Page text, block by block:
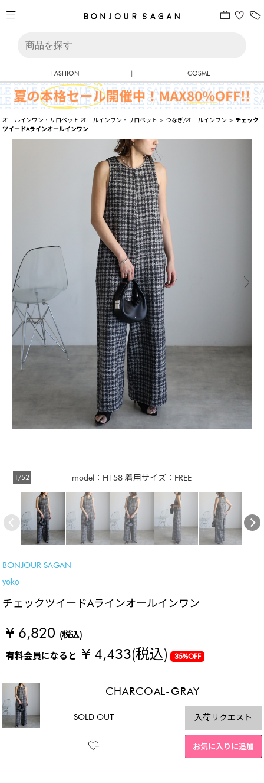
FASHION | COSME
オールインワン・サロペット オールインワン・サロペット >つなぎ/オールインワン > チェック
ツイードAラインオールインワン
model：H158 着用サイズ：FREE
1/52
BONJOUR SAGAN
yoko
チェックツイードAラインオールインワン
¥ 6,820 (税込)
有料会員になると¥ 4,433(税込) 35%OFF
CHARCOAL-GRAY
SOLD OUT 入荷リクエスト
お気に入りに追加